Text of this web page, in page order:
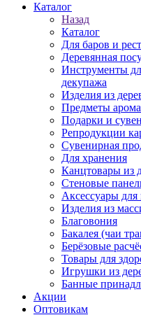
Каталог
Назад
Каталог
Для баров и
Деревянная
Инструменты
декупажа
Изделия из
Предметы
Подарки и
Репродукции
Сувенирная
Для хранения
Канцтовары из
Стеновые
Аксессуары
Изделия из
Благовония
Бакалея (чаи
Берёзовые
Товары для
Игрушки из
Банные
Акции
Оптовикам